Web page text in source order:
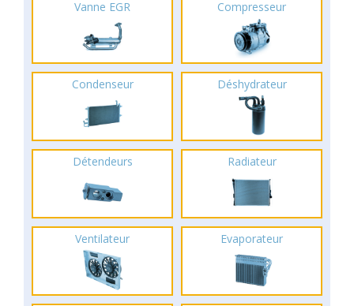
Vanne EGR Compresseur
Condenseur Déshydrateur
Détendeurs Radiateur
Ventilateur Evaporateur